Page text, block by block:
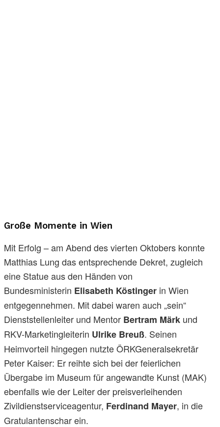
Große Momente in Wien
Mit Erfolg – am Abend des vierten Oktobers konnte
Matthias Lung das entsprechende Dekret, zugleich
eine Statue aus den Händen von
Bundesministerin Elisabeth Köstinger in Wien
entgegennehmen. Mit dabei waren auch „sein“
Dienststellenleiter und Mentor Bertram Märk und
RKV-Marketingleiterin Ulrike Breuß. Seinen
Heimvorteil hingegen nutzte ÖRKGeneralsekretär
Peter Kaiser: Er reihte sich bei der feierlichen
Übergabe im Museum für angewandte Kunst (MAK)
ebenfalls wie der Leiter der preisverleihenden
Zivildienstserviceagentur, Ferdinand Mayer, in die
Gratulantenschar ein.